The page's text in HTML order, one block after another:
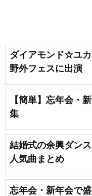
ダイアモンド☆ユ
野外フェスに出演
【簡単】忘年会・
集
結婚式の余興ダン
人気曲まとめ
忘年会・新年会で